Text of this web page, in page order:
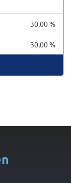
30,00 %
30,00 %